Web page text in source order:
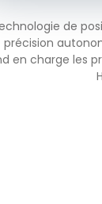
de
précision
en charge les